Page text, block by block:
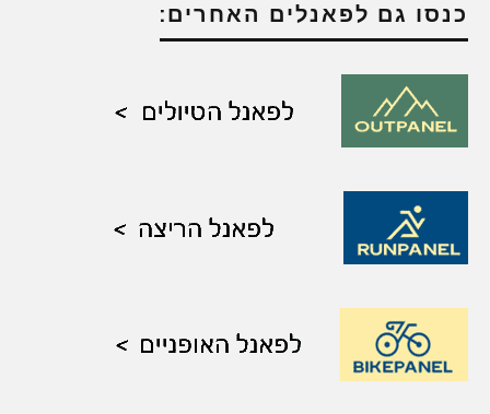
כנסו גם לפאנלים האחרים: